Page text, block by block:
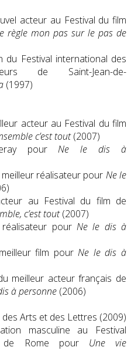
acteur au Festival du film
règle mon pas sur le pas de
du Festival international des
de Saint-Jean-de-
(1997)
acteur au Festival du film
c’est tout(2007)
pourNe le dis à
réalisateur pour Ne le
au Festival du film de
c’est tout(2007)
pour Ne le dis à
film pourNe le dis à
meilleur acteur français de
à personne (2006)
des Arts et des Lettres (2009)
masculine au Festival
de Rome pour Une vie